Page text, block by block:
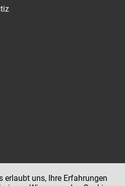
erlaubt uns, Ihre Erfahrungen